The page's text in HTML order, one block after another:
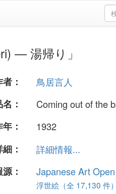
— 湯帰り」
：
鳥居言人
：
Coming out of the
：
1932
：
詳細情報...
：
Japanese Art
浮世絵（全 17,130 件